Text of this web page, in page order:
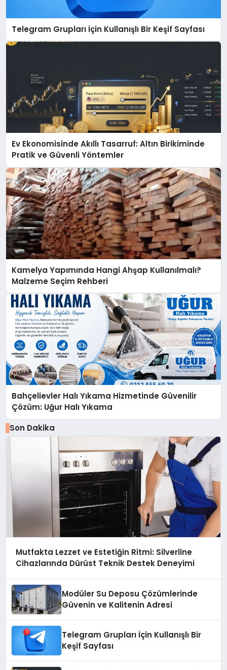
Telegram Grupları İçin Kullanışlı Bir Keşif Sayfası
Ev Ekonomisinde Akıllı Tasarruf: Altın Birikiminde
Pratik ve Güvenli Yöntemler
Kamelya Yapımında Hangi Ahşap Kullanılmalı?
Malzeme Seçim Rehberi
Bahçelievler Halı Yıkama Hizmetinde Güvenilir
Çözüm: Uğur Halı Yıkama
Son Dakika
Mutfakta Lezzet ve Estetiğin Ritmi: Silverline
Cihazlarında Dürüst Teknik Destek Deneyimi
Modüler Su Deposu Çözümlerinde
Güvenin ve Kalitenin Adresi
Telegram Grupları İçin Kullanışlı Bir
Keşif Sayfası